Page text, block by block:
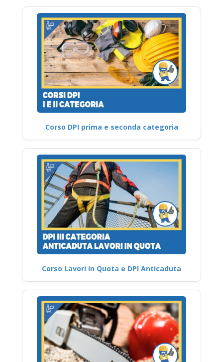
Corso DPI prima e seconda categoria
Corso Lavori in Quota e DPI Anticaduta